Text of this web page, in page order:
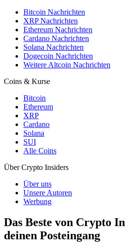
Bitcoin Nachrichten
XRP Nachrichten
Ethereum Nachrichten
Cardano Nachrichten
Solana Nachrichten
Dogecoin Nachrichten
Weitere Altcoin Nachrichten
Coins & Kurse
Bitcoin
Ethereum
XRP
Cardano
Solana
SUI
Alle Coins
Über Crypto Insiders
Über uns
Unsere Autoren
Werbung
Das Beste von Crypto
deinen Posteingang